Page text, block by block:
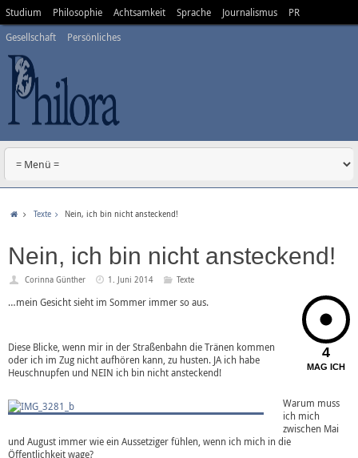
Studium Philosophie Achtsamkeit Sprache Journalismus
PR
Gesellschaft
Persönliches
Texte Nein, ich bin nicht ansteckend!
Nein, ich bin nicht ansteckend!
Corinna Günther 1. Juni 2014 Texte
4
MAG ICH
…mein Gesicht sieht im Sommer immer so aus.
Diese Blicke, wenn mir in der Straßenbahn die Tränen kommen
oder ich im Zug nicht aufhören kann, zu husten. JA ich habe
Heuschnupfen und NEIN ich bin nicht ansteckend!
Warum muss
ich mich
zwischen Mai
und August immer wie ein Aussetziger fühlen, wenn ich mich in die
Öffentlichkeit wage?